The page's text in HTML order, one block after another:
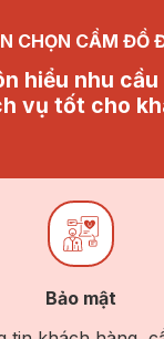
CHỌN CẦM ĐỒ
hiểu nhu cầu
vụ tốt cho
Bảo mật